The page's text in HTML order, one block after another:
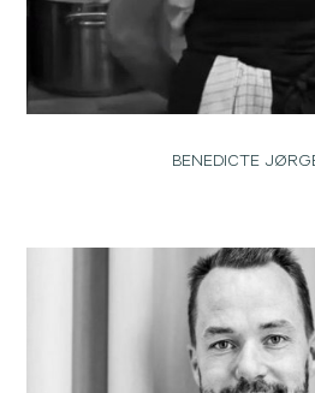
BENEDICTE